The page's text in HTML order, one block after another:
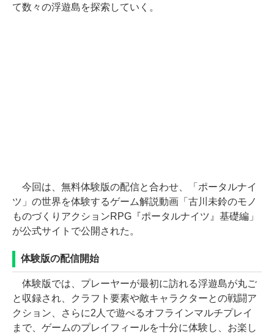
て数々の浮遊島を探索していく。
今回は、無料体験版の配信と合わせ、「ポータルナイ
ツ」の世界を体験するゲーム解説動画「古川未鈴のモノ
ものづくりアクションRPG『ポータルナイツ』基礎編」
が公式サイトで公開された。
体験版の配信開始
体験版では、プレーヤーが最初に訪れる浮遊島が丸ご
と収録され、クラフト要素や敵キャラクターとの戦闘ア
クション、さらに2人で遊べるオフラインマルチプレイ
まで、ゲームのプレイフィールを十分に体験し、お楽し